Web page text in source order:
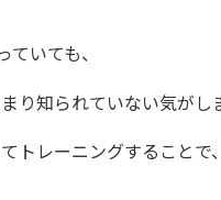
ていても、
り知られていない気がし
トレーニングすること